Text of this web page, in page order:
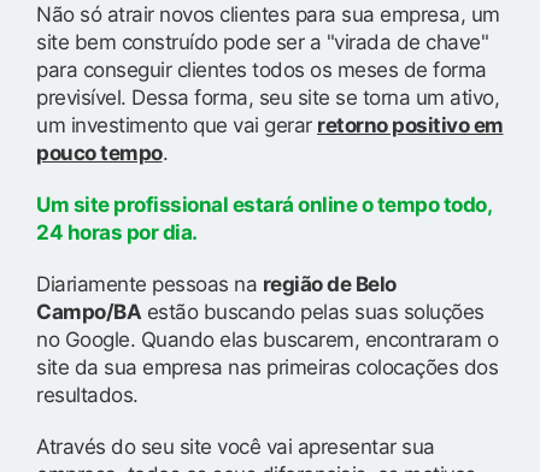
Não só atrair novos clientes para sua empresa, um
site bem construído pode ser a "virada de chave"
para conseguir clientes todos os meses de forma
previsível. Dessa forma, seu site se torna um ativo,
um investimento que vai gerar retorno positivo em
pouco tempo.
Um site profissional estará online o tempo todo,
24 horas por dia.
Diariamente pessoas na região de Belo
Campo/BA estão buscando pelas suas soluções
no Google. Quando elas buscarem, encontraram o
site da sua empresa nas primeiras colocações dos
resultados.
Através do seu site você vai apresentar sua